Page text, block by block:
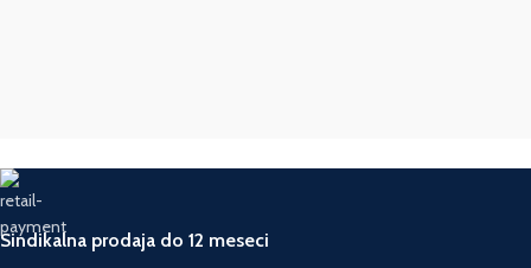
Sindikalna prodaja do 12 meseci